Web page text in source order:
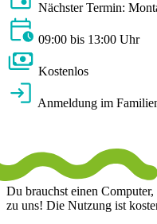
Nächster Termin:
09:00 bis 13:00 Uhr
Kostenlos
Anmeldung im
Du brauchst einen
zu uns! Die Nutzung ist